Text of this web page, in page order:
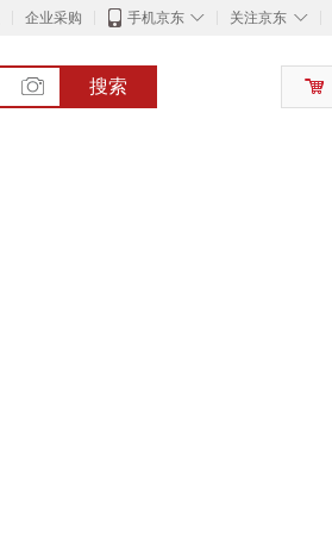
企业采购 ◇
手机京东 ◇
关注京东
搜索